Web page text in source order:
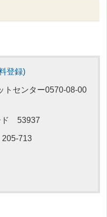
登録)
センター0570-08-00
53937
713